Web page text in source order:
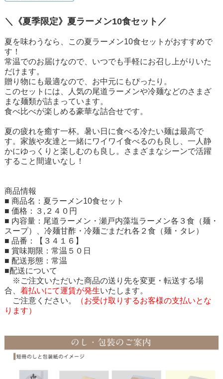
＼《夏季限定》夏ラーメン10食セット／
夏を味わうなら、この夏ラーメン10食セットがおすすめで
す！
常温でのお届けなので、いつでも手軽にお召し上がりいた
だけます。
贈り物にも最適なので、お中元にもぴったり。
このセットには、人気の尾道ラーメンや冷麺などのさまざ
まな麺類が詰まっています。
食べ比べが楽しめる豪華な詰合せです。
夏の疲れを癒す一杯。暑い日に食べる冷たい麺は最高で
す。家族や友達と一緒にワイワイ食べるのも良し、一人静
かにゆっくりと楽しむのも良し。さまざまなシーンで活躍
すること間違いなし！
商品情報
■ 商品名：夏ラーメン10食セット
■ 価格：３,２４０円
■ 内容量：尾道ラーメン・瀬戸内藻塩ラーメン各３食（麺・
スープ）、冷麺甘酢・冷麺ごまだれ各２食（麺・タレ）
■ 品番：【３４１６】
■ 賞味期限：常温５０日
■ 配送形態：常温
■配送について
※ご注文いただいた商品の送り先を変更・転送する場
合、 着払いにて運賃が発生いたします。
ご注意ください。
（お受け取りするお客様の支払いとな
ります）